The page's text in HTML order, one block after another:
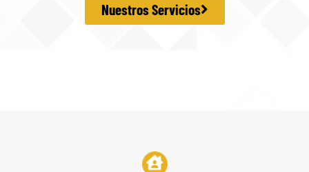
Nuestros Servicios